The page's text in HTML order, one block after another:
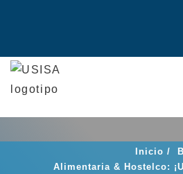
Inicio /
Alimentaria & Hostelco: